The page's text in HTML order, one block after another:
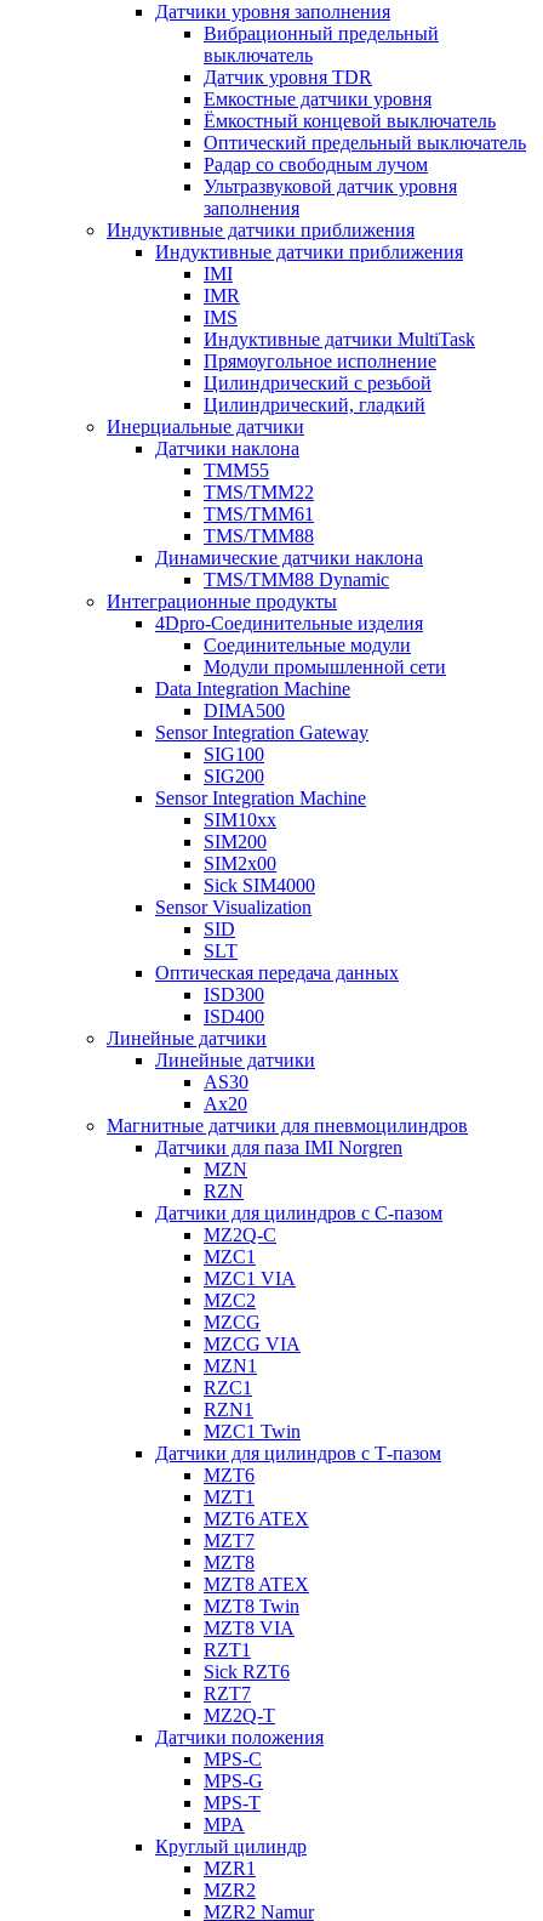
Датчики уровня заполнения
Вибрационный предельный
выключатель
Датчик уровня TDR
Емкостные датчики уровня
Ёмкостный концевой выключатель
Оптический предельный выключатель
Радар со свободным лучом
Ультразвуковой датчик уровня
заполнения
Индуктивные датчики приближения
Индуктивные датчики приближения
IMI
IMR
IMS
Индуктивные датчики MultiTask
Прямоугольное исполнение
Цилиндрический с резьбой
Цилиндрический, гладкий
Инерциальные датчики
Датчики наклона
TMM55
TMS/TMM22
TMS/TMM61
TMS/TMM88
Динамические датчики наклона
TMS/TMM88 Dynamic
Интеграционные продукты
4Dpro-Соединительные изделия
Соединительные модули
Модули промышленной сети
Data Integration Machine
DIMA500
Sensor Integration Gateway
SIG100
SIG200
Sensor Integration Machine
SIM10xx
SIM200
SIM2x00
Sick SIM4000
Sensor Visualization
SID
SLT
Оптическая передача данных
ISD300
ISD400
Линейные датчики
Линейные датчики
AS30
Ax20
Магнитные датчики для пневмоцилиндров
Датчики для паза IMI Norgren
MZN
RZN
Датчики для цилиндров с С-пазом
MZ2Q-C
MZC1
MZC1 VIA
MZC2
MZCG
MZCG VIA
MZN1
RZC1
RZN1
MZC1 Twin
Датчики для цилиндров с Т-пазом
MZT6
MZT1
MZT6 ATEX
MZT7
MZT8
MZT8 ATEX
MZT8 Twin
MZT8 VIA
RZT1
Sick RZT6
RZT7
MZ2Q-T
Датчики положения
MPS-C
MPS-G
MPS-T
MPA
Круглый цилиндр
MZR1
MZR2
MZR2 Namur